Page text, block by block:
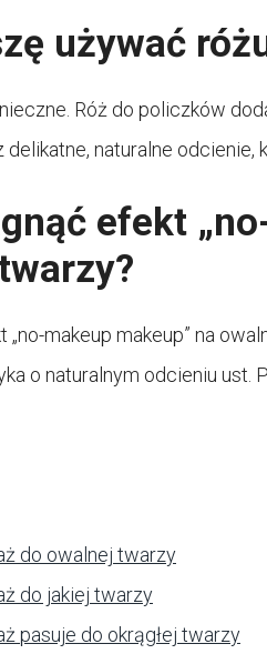
używać
Róż do policzków
naturalne odcienie,
efekt
„no-makeup makeup” na
o naturalnym odcieniu ust.
do owalnej twarzy
do jakiej twarzy
pasuje do okrągłej twarzy